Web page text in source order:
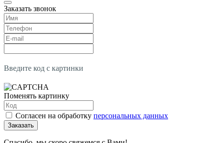
Заказать звонок
Введите код с картинки
Поменять картинку
Согласен на обработку персональных данных
Заказать